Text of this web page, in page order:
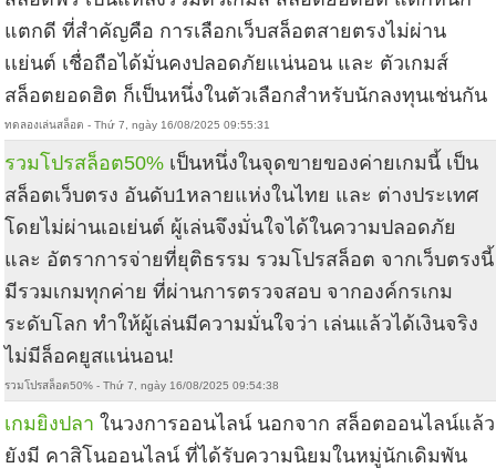
แตกดี ที่สำคัญคือ การเลือกเว็บสล็อตสายตรงไม่ผ่าน
เเย่นต์ เชื่อถือได้มั่นคงปลอดภัยแน่นอน และ ตัวเกมส์
สล็อตยอดฮิต ก็เป็นหนึ่งในตัวเลือกสำหรับนักลงทุนเช่นกัน
ทดลองเล่นสล็อต - Thứ 7, ngày 16/08/2025 09:55:31
รวมโปรสล็อต50% เป็นหนึ่งในจุดขายของค่ายเกมนี้ เป็น
สล็อตเว็บตรง อันดับ1หลายแห่งในไทย และ ต่างประเทศ
โดยไม่ผ่านเอเย่นต์ ผู้เล่นจึงมั่นใจได้ในความปลอดภัย
และ อัตราการจ่ายที่ยุติธรรม รวมโปรสล็อต จากเว็บตรงนี้
มีรวมเกมทุกค่าย ที่ผ่านการตรวจสอบ จากองค์กรเกม
ระดับโลก ทำให้ผู้เล่นมีความมั่นใจว่า เล่นแล้วได้เงินจริง
ไม่มีล็อคยูสแน่นอน!
รวมโปรสล็อต50% - Thứ 7, ngày 16/08/2025 09:54:38
เกมยิงปลา ในวงการออนไลน์ นอกจาก สล็อตออนไลน์แล้ว
ยังมี คาสิโนออนไลน์ ที่ได้รับความนิยมในหมู่นักเดิมพัน